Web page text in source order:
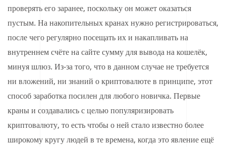
проверять его заранее, поскольку он может оказаться
пустым. На накопительных кранах нужно регистрироваться,
после чего регулярно посещать их и накапливать на
внутреннем счёте на сайте сумму для вывода на кошелёк,
минуя шлюз. Из-за того, что в данном случае не требуется
ни вложений, ни знаний о криптовалюте в принципе, этот
способ заработка посилен для любого новичка. Первые
краны и создавались с целью популяризировать
криптовалюту, то есть чтобы о ней стало известно более
широкому кругу людей в те времена, когда это явление ещё